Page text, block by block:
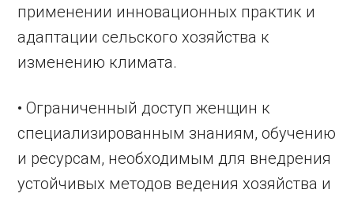
применении инновационных практик и
адаптации сельского хозяйства к
изменению климата.
• Ограниченный доступ женщин к
специализированным знаниям, обучению
и ресурсам, необходимым для внедрения
устойчивых методов ведения хозяйства и